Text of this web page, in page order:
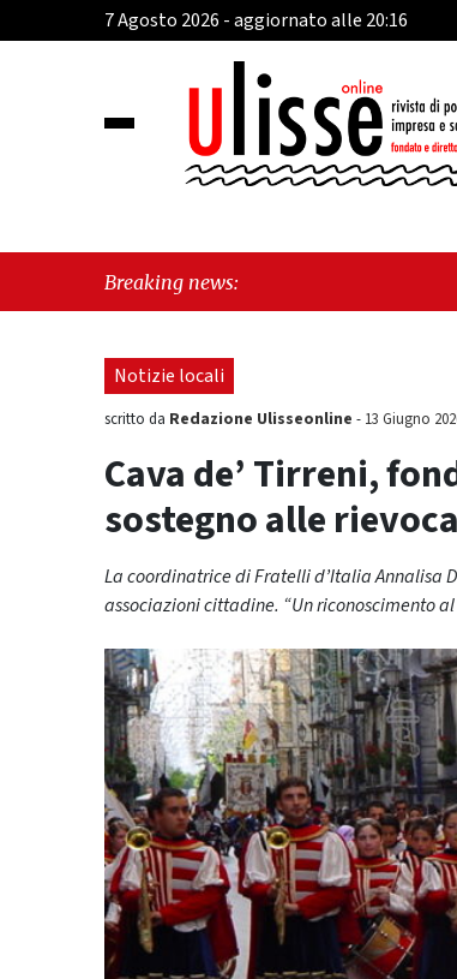
7 Agosto 2026 - aggiornato alle 20:16
Breaking news:
Notizie locali
scritto da Redazione Ulisseonline - 13 Giugno
Cava de’ Tirreni,
sostegno alle
La coordinatrice di Fratelli d’Italia Annalisa
associazioni cittadine. “Un riconoscimento